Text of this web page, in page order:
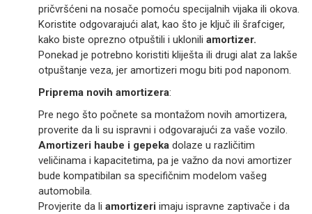
pričvršćeni na nosače pomoću specijalnih vijaka ili okova.
Koristite odgovarajući alat, kao što je ključ ili šrafciger,
kako biste oprezno otpuštili i uklonili amortizer.
Ponekad je potrebno koristiti kliješta ili drugi alat za lakše
otpuštanje veza, jer amortizeri mogu biti pod naponom.
Priprema novih amortizera:
Pre nego što počnete sa montažom novih amortizera,
proverite da li su ispravni i odgovarajući za vaše vozilo.
Amortizeri haube i gepeka dolaze u različitim
veličinama i kapacitetima, pa je važno da novi amortizer
bude kompatibilan sa specifičnim modelom vašeg
automobila.
Provjerite da li amortizeri imaju ispravne zaptivače i da